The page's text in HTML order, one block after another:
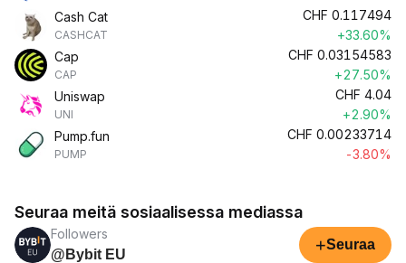
Cash Cat
CASHCAT
CHF 0.117494
+33.60%
Cap
CAP
CHF 0.03154583
+27.50%
Uniswap
UNI
CHF 4.04
+2.90%
Pump.fun
PUMP
CHF 0.00233714
-3.80%
Seuraa meitä sosiaalisessa mediassa
Followers
@Bybit EU
+Seuraa